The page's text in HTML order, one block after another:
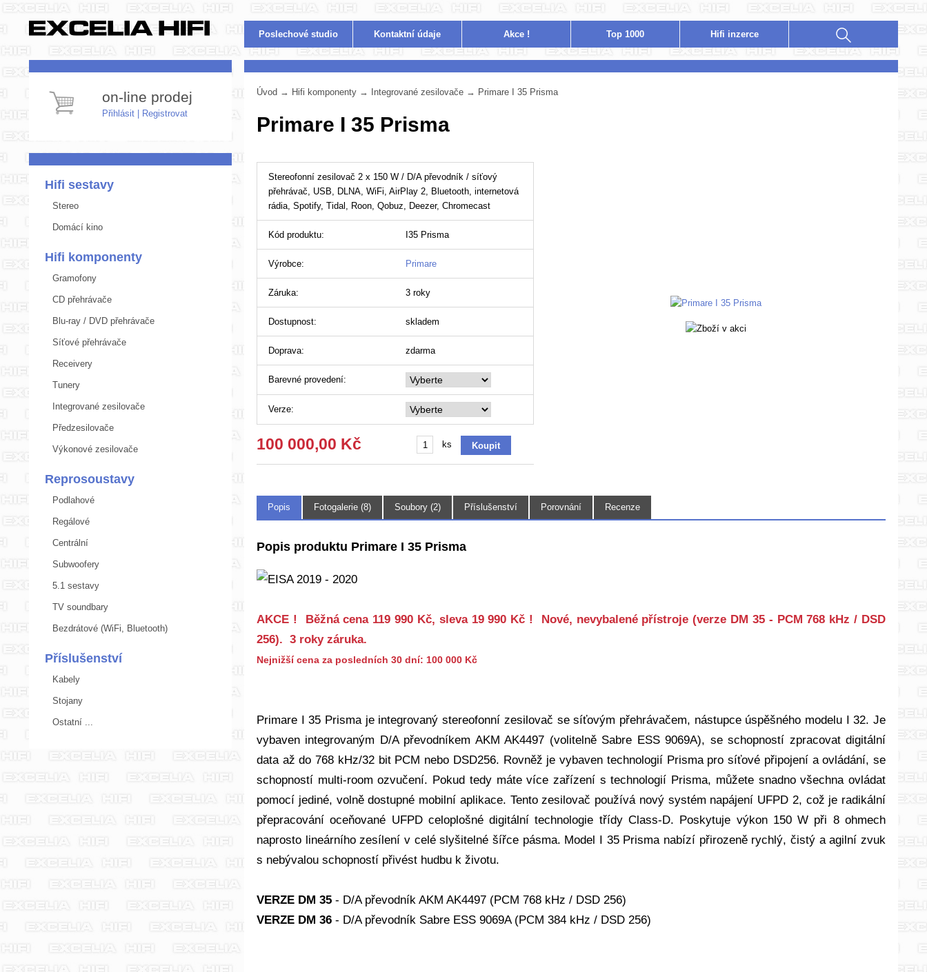
Poslechové studio Kontaktní údaje Akce ! Top 1000 Hifi inzerce
on-line prodej
Přihlásit Registrovat
Hifi sestavy
Stereo
Domácí kino
Hifi komponenty
Gramofony
CD přehrávače
Blu-ray / DVD přehrávače
Síťové přehrávače
Receivery
Tunery
Integrované zesilovače
Předzesilovače
Výkonové zesilovače
Reprosoustavy
Podlahové
Regálové
Centrální
Subwoofery
5.1 sestavy
TV soundbary
Bezdrátové (WiFi, Bluetooth)
Příslušenství
Kabely
Stojany
Ostatní ...
Úvod → Hifi komponenty → Integrované zesilovače → Primare I 35 Prisma
Primare I 35 Prisma
Stereofonní zesilovač 2 x 150 W / D/A převodník / síťový
přehrávač, USB, DLNA, WiFi, AirPlay 2, Bluetooth, internetová
rádia, Spotify, Tidal, Roon, Qobuz, Deezer, Chromecast
Kód produktu: I35 Prisma
Výrobce: Primare
Záruka: 3 roky
Dostupnost: skladem
Doprava: zdarma
Barevné provedení:
Verze:
100 000,00 Kč ks
Popis Fotogalerie (8) Soubory (2) Příslušenství Porovnání Recenze
Popis produktu Primare I 35 Prisma
AKCE ! Běžná cena 119 990 Kč, sleva 19 990 Kč ! Nové, nevybalené přístroje (verze DM 35 - PCM 768 kHz / DSD
256). 3 roky záruka.
Nejnižší cena za posledních 30 dní: 100 000 Kč
Primare I 35 Prisma je integrovaný stereofonní zesilovač se síťovým přehrávačem, nástupce úspěšného modelu I 32. Je
vybaven integrovaným D/A převodníkem AKM AK4497 (volitelně Sabre ESS 9069A), se schopností zpracovat digitální
data až do 768 kHz/32 bit PCM nebo DSD256. Rovněž je vybaven technologií Prisma pro síťové připojení a ovládání, se
schopností multi-room ozvučení. Pokud tedy máte více zařízení s technologií Prisma, můžete snadno všechna ovládat
pomocí jediné, volně dostupné mobilní aplikace. Tento zesilovač používá nový systém napájení UFPD 2, což je radikální
přepracování oceňované UFPD celoplošné digitální technologie třídy Class-D. Poskytuje výkon 150 W při 8 ohmech
naprosto lineárního zesílení v celé slyšitelné šířce pásma. Model I 35 Prisma nabízí přirozeně rychlý, čistý a agilní zvuk
s nebývalou schopností přivést hudbu k životu.
VERZE DM 35 - D/A převodník AKM AK4497 (PCM 768 kHz / DSD 256)
VERZE DM 36 - D/A převodník Sabre ESS 9069A (PCM 384 kHz / DSD 256)